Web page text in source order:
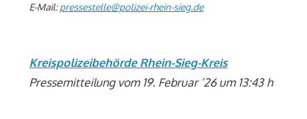
E-Mail:pressestelle@polizei-rhein-sieg.de
Kreispolizeibehörde Rhein-Sieg-Kreis
Pressemitteilung vom 19. Februar ’26 um 13:43 h